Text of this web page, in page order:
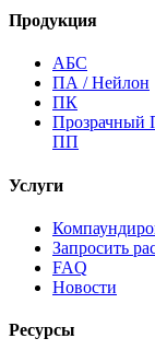
Продукция
АБС
ПА / Нейлон
ПК
Прозрачный
ПП
Услуги
Запросить
FAQ
Новости
Ресурсы